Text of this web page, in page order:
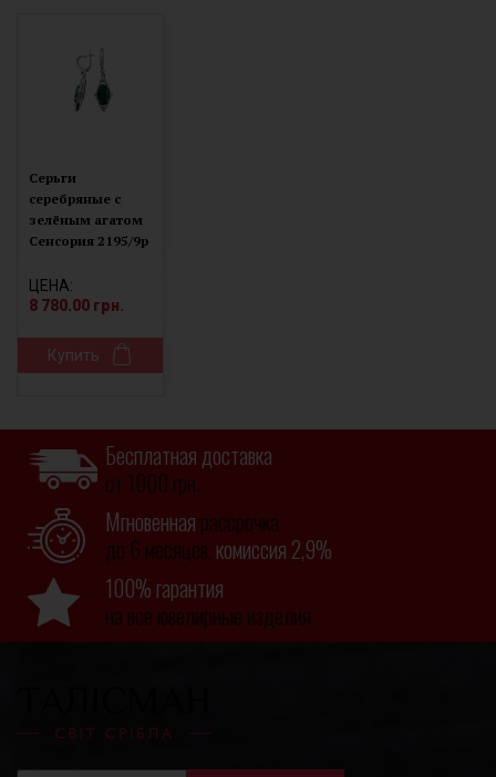
Серьги
серебряные с
зелёным агатом
Сенсория 2195/9р
ЦЕНА:
8 780.00 грн.
Купить
Бесплатная доставка
от 1000 грн.
Мгновенная рассрочка
до 6 месяцев, комиссия 2,9%
100% гарантия
на все ювелирные изделия